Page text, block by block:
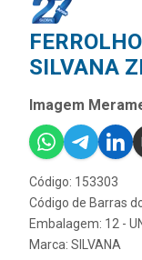
SILVANA
Imagem
Código: 153303
Código de Barras
Embalagem: 12 -
Marca: SILVANA